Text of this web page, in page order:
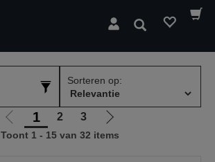
Zoeken
Sorteren op:
Ga
naar
1 2 3
Ga
naar
Toont 1 - 15 van 32 items